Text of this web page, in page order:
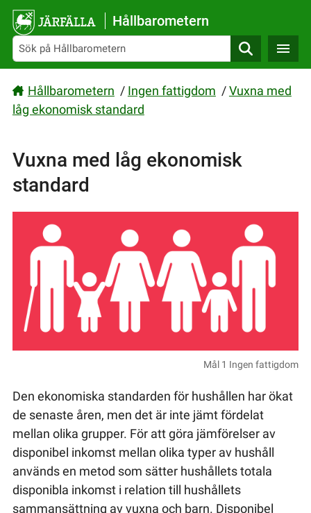
Gå direkt till sidans innehåll
Hållbarometern
Sök
Hållbarometern / Ingen fattigdom /Vuxna med
låg ekonomisk standard
Vuxna med låg ekonomisk
standard
Mål 1 Ingen fattigdom
Den ekonomiska standarden för hushållen har ökat
de senaste åren, men det är inte jämt fördelat
mellan olika grupper. För att göra jämförelser av
disponibel inkomst mellan olika typer av hushåll
används en metod som sätter hushållets totala
disponibla inkomst i relation till hushållets
sammansättning av vuxna och barn. Disponibel